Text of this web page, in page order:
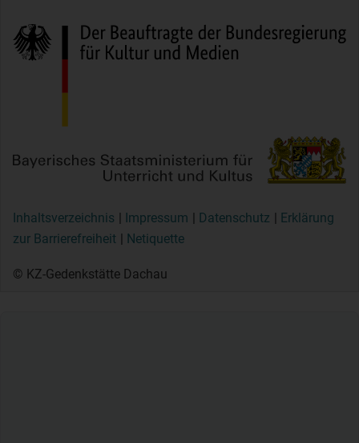
Inhaltsverzeichnis Impressum Datenschutz
Erklärung
zur Barrierefreiheit
Netiquette
© KZ-Gedenkstätte Dachau